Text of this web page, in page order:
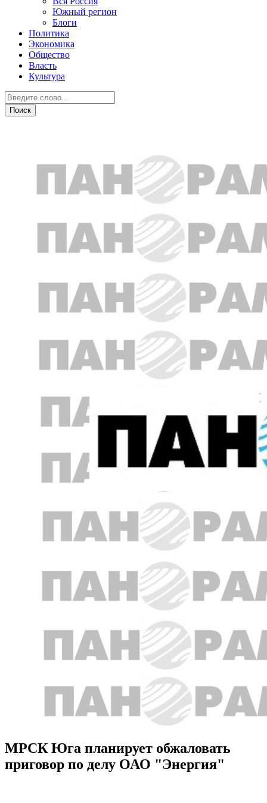
Южный регион
Блоги
Политика
Экономика
Общество
Власть
Культура
МРСК Юга планирует обжаловать
приговор по делу ОАО "Энергия"